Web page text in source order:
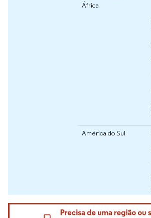
África
América do Sul